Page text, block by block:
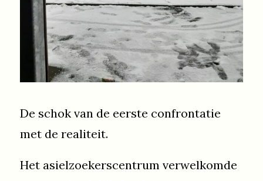
De schok van de eerste confrontatie
met de realiteit.
Het asielzoekerscentrum verwelkomde